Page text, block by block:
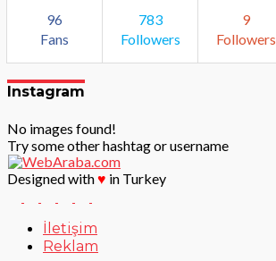
96
Fans
783
Followers
9
Followers
Instagram
No images found!
Try some other hashtag or username
Designed with♥ in Turkey
İletişim
Reklam